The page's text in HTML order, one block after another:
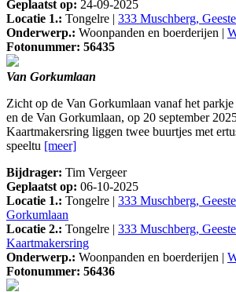
Geplaatst op: 24-09-2025
Locatie 1.: Tongelre | 333 Muschberg,
Onderwerp.: Woonpanden en boerderijen |
Fotonummer: 56435
Van Gorkumlaan
Zicht op de Van Gorkumlaan vanaf het
en de Van Gorkumlaan, op 20 september
Kaartmakersring liggen twee buurtjes met
speeltu [meer]
Bijdrager: Tim Vergeer
Geplaatst op: 06-10-2025
Locatie 1.: Tongelre | 333 Muschberg,
Gorkumlaan
Locatie 2.: Tongelre | 333 Muschberg,
Kaartmakersring
Onderwerp.: Woonpanden en boerderijen |
Fotonummer: 56436